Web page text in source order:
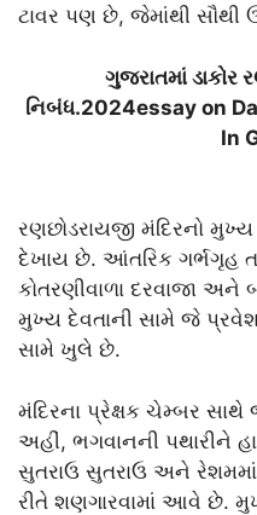
ટાવર પણ છે, જેમાંથી
ગુજરાતમાં ડાકોર
નિબંધ.2024essay on
In
રણછોડરાયજી મંદિરનો મુખ્ય
દેખાય છે. આંતરિક ગર્ભગૃહ
કોતરણીવાળા દરવાજા અને
મુખ્ય દેવતાની સામે જે
સામે ખુલે છે.
મંદિરના પ્રેક્ષક ચેમ્બર
અહીં, ભગવાનની પથારીને
સુતરાઉ સુતરાઉ અને રેશમમાં
રીતે શણગારવામાં આવે છે.